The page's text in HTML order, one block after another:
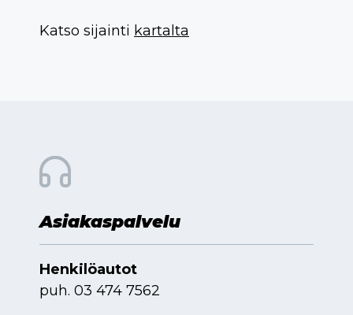
Katso sijainti kartalta
Asiakaspalvelu
Henkilöautot
puh. 03 474 7562